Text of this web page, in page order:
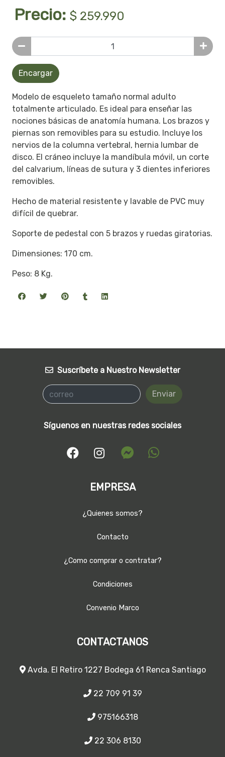
Precio: $ 259.990
Encargar
Modelo de esqueleto tamaño normal adulto
totalmente articulado. Es ideal para enseñar las
nociones básicas de anatomía humana. Los brazos y
piernas son removibles para su estudio. Incluye los
nervios de la columna vertebral, hernia lumbar de
disco. El cráneo incluye la mandíbula móvil, un corte
del calvarium, líneas de sutura y 3 dientes inferiores
removibles.
Hecho de material resistente y lavable de PVC muy
difícil de quebrar.
Soporte de pedestal con 5 brazos y ruedas giratorias.
Dimensiones: 170 cm.
Peso: 8 Kg.
Suscríbete a Nuestro Newsletter
Enviar
Síguenos en nuestras redes sociales
EMPRESA
¿Quienes somos?
Contacto
¿Como comprar o contratar?
Condiciones
Convenio Marco
CONTACTANOS
Avda. El Retiro 1227 Bodega 61 Renca Santiago
22 709 91 39
975166318
22 306 8130